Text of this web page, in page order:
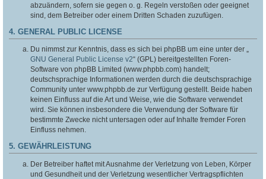
abzuändern, sofern sie gegen o. g. Regeln verstoßen oder geeignet
sind, dem Betreiber oder einem Dritten Schaden zuzufügen.
4. GENERAL PUBLIC LICENSE
Du nimmst zur Kenntnis, dass es sich bei phpBB um eine unter der „
GNU General Public License v2“ (GPL) bereitgestellten Foren-
Software von phpBB Limited (www.phpbb.com) handelt;
deutschsprachige Informationen werden durch die deutschsprachige
Community unter www.phpbb.de zur Verfügung gestellt. Beide haben
keinen Einfluss auf die Art und Weise, wie die Software verwendet
wird. Sie können insbesondere die Verwendung der Software für
bestimmte Zwecke nicht untersagen oder auf Inhalte fremder Foren
Einfluss nehmen.
5. GEWÄHRLEISTUNG
Der Betreiber haftet mit Ausnahme der Verletzung von Leben, Körper
und Gesundheit und der Verletzung wesentlicher Vertragspflichten